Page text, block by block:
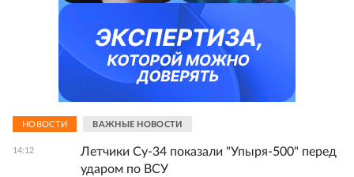
НОВОСТИ ВАЖНЫЕ НОВОСТИ
14:12
Летчики Су-34 показали "Упыря-500" перед
ударом по ВСУ